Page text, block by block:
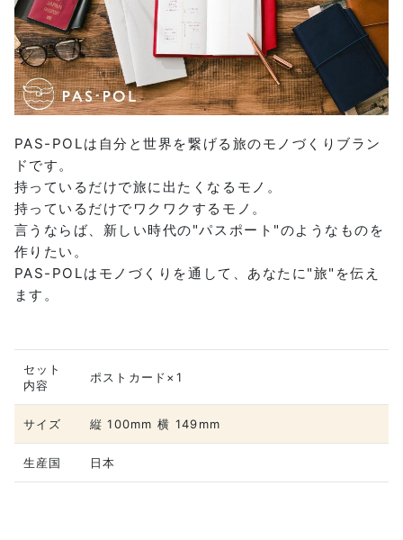
PAS-POLは自分と世界を繋げる旅のモノづくりブラン
ドです。
持っているだけで旅に出たくなるモノ。
持っているだけでワクワクするモノ。
言うならば、新しい時代の"パスポート"のようなものを
作りたい。
PAS-POLはモノづくりを通して、あなたに"旅"を伝え
ます。
セット
内容
ポストカード×1
サイズ 縦 100mm 横 149mm
生産国 日本